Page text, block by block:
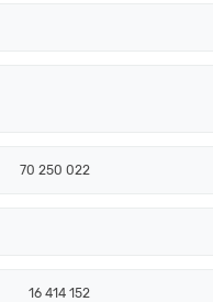
70 250 022
16 414 152